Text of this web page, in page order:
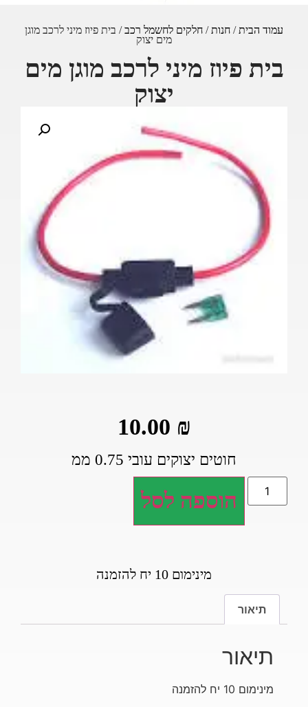
עמוד הבית/חנות/חלקים לחשמל רכב/ בית פיוז מיני לרכב מוגן
מים יצוק
בית פיוז מיני לרכב מוגן מים
יצוק
10.00₪
חוטים יצוקים עובי 0.75 ממ
הוספה לסל
מינימום 10 יח להזמנה
תיאור
תיאור
מינימום 10 יח להזמנה